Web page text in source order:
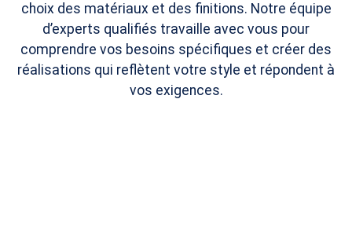
choix des matériaux et des finitions. Notre équipe
d’experts qualifiés travaille avec vous pour
comprendre vos besoins spécifiques et créer des
réalisations qui reflètent votre style et répondent à
vos exigences.